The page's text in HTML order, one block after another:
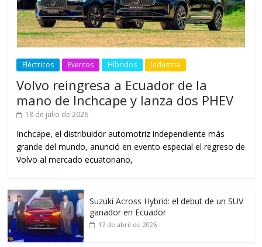
Eléctricos Eventos Híbridos Industria
Volvo reingresa a Ecuador de la
mano de Inchcape y lanza dos PHEV
18 de julio de 2026
Inchcape, el distribuidor automotriz independiente más
grande del mundo, anunció en evento especial el regreso de
Volvo al mercado ecuatoriano,
Suzuki Across Hybrid: el debut de un SUV
ganador en Ecuador
17 de abril de 2026